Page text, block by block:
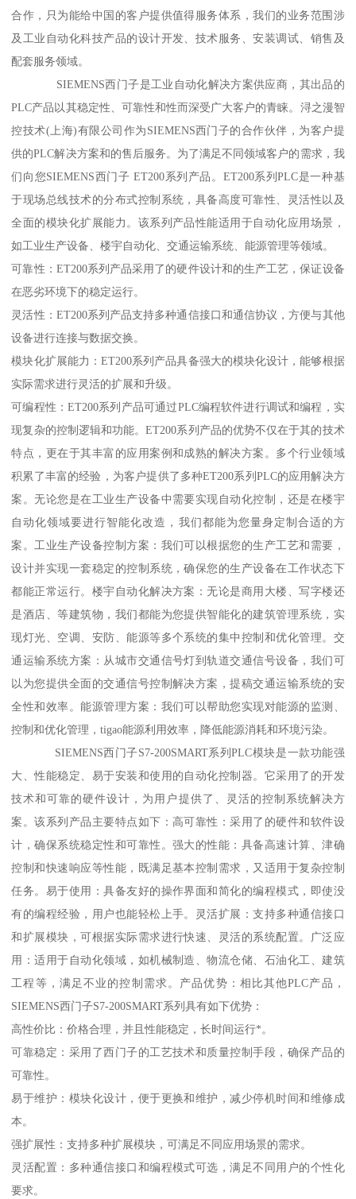
合作，只为能给中国的客户提供值得服务体系，我们的业务范围涉
及工业自动化科技产品的设计开发、技术服务、安装调试、销售及
配套服务领域。
SIEMENS西门子是工业自动化解决方案供应商，其出品的
PLC产品以其稳定性、可靠性和性而深受广大客户的青睐。浔之漫智
控技术(上海)有限公司作为SIEMENS西门子的合作伙伴，为客户提
供的PLC解决方案和的售后服务。为了满足不同领域客户的需求，我
们向您SIEMENS西门子 ET200系列产品。ET200系列PLC是一种基
于现场总线技术的分布式控制系统，具备高度可靠性、灵活性以及
全面的模块化扩展能力。该系列产品性能适用于自动化应用场景，
如工业生产设备、楼宇自动化、交通运输系统、能源管理等领域。
可靠性：ET200系列产品采用了的硬件设计和的生产工艺，保证设备
在恶劣环境下的稳定运行。
灵活性：ET200系列产品支持多种通信接口和通信协议，方便与其他
设备进行连接与数据交换。
模块化扩展能力：ET200系列产品具备强大的模块化设计，能够根据
实际需求进行灵活的扩展和升级。
可编程性：ET200系列产品可通过PLC编程软件进行调试和编程，实
现复杂的控制逻辑和功能。ET200系列产品的优势不仅在于其的技术
特点，更在于其丰富的应用案例和成熟的解决方案。多个行业领域
积累了丰富的经验，为客户提供了多种ET200系列PLC的应用解决方
案。无论您是在工业生产设备中需要实现自动化控制，还是在楼宇
自动化领域要进行智能化改造，我们都能为您量身定制合适的方
案。工业生产设备控制方案：我们可以根据您的生产工艺和需要，
设计并实现一套稳定的控制系统，确保您的生产设备在工作状态下
都能正常运行。楼宇自动化解决方案：无论是商用大楼、写字楼还
是酒店、等建筑物，我们都能为您提供智能化的建筑管理系统，实
现灯光、空调、安防、能源等多个系统的集中控制和优化管理。交
通运输系统方案：从城市交通信号灯到轨道交通信号设备，我们可
以为您提供全面的交通信号控制解决方案，提稿交通运输系统的安
全性和效率。能源管理方案：我们可以帮助您实现对能源的监测、
控制和优化管理，tigao能源利用效率，降低能源消耗和环境污染。
SIEMENS西门子S7-200SMART系列PLC模块是一款功能强
大、性能稳定、易于安装和使用的自动化控制器。它采用了的开发
技术和可靠的硬件设计，为用户提供了、灵活的控制系统解决方
案。该系列产品主要特点如下：高可靠性：采用了的硬件和软件设
计，确保系统稳定性和可靠性。强大的性能：具备高速计算、津确
控制和快速响应等性能，既满足基本控制需求，又适用于复杂控制
任务。易于使用：具备友好的操作界面和简化的编程模式，即使没
有的编程经验，用户也能轻松上手。灵活扩展：支持多种通信接口
和扩展模块，可根据实际需求进行快速、灵活的系统配置。广泛应
用：适用于自动化领域，如机械制造、物流仓储、石油化工、建筑
工程等，满足不业的控制需求。产品优势：相比其他PLC产品，
SIEMENS西门子S7-200SMART系列具有如下优势：
高性价比：价格合理，并且性能稳定，长时间运行*。
可靠稳定：采用了西门子的工艺技术和质量控制手段，确保产品的
可靠性。
易于维护：模块化设计，便于更换和维护，减少停机时间和维修成
本。
强扩展性：支持多种扩展模块，可满足不同应用场景的需求。
灵活配置：多种通信接口和编程模式可选，满足不同用户的个性化
要求。